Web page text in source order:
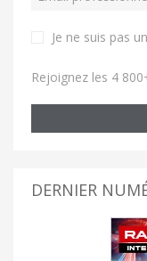
Je ne suis pas
Rejoignez les 4
DERNIER